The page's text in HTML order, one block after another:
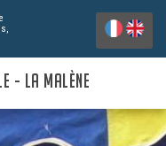
- LA MALÈNE